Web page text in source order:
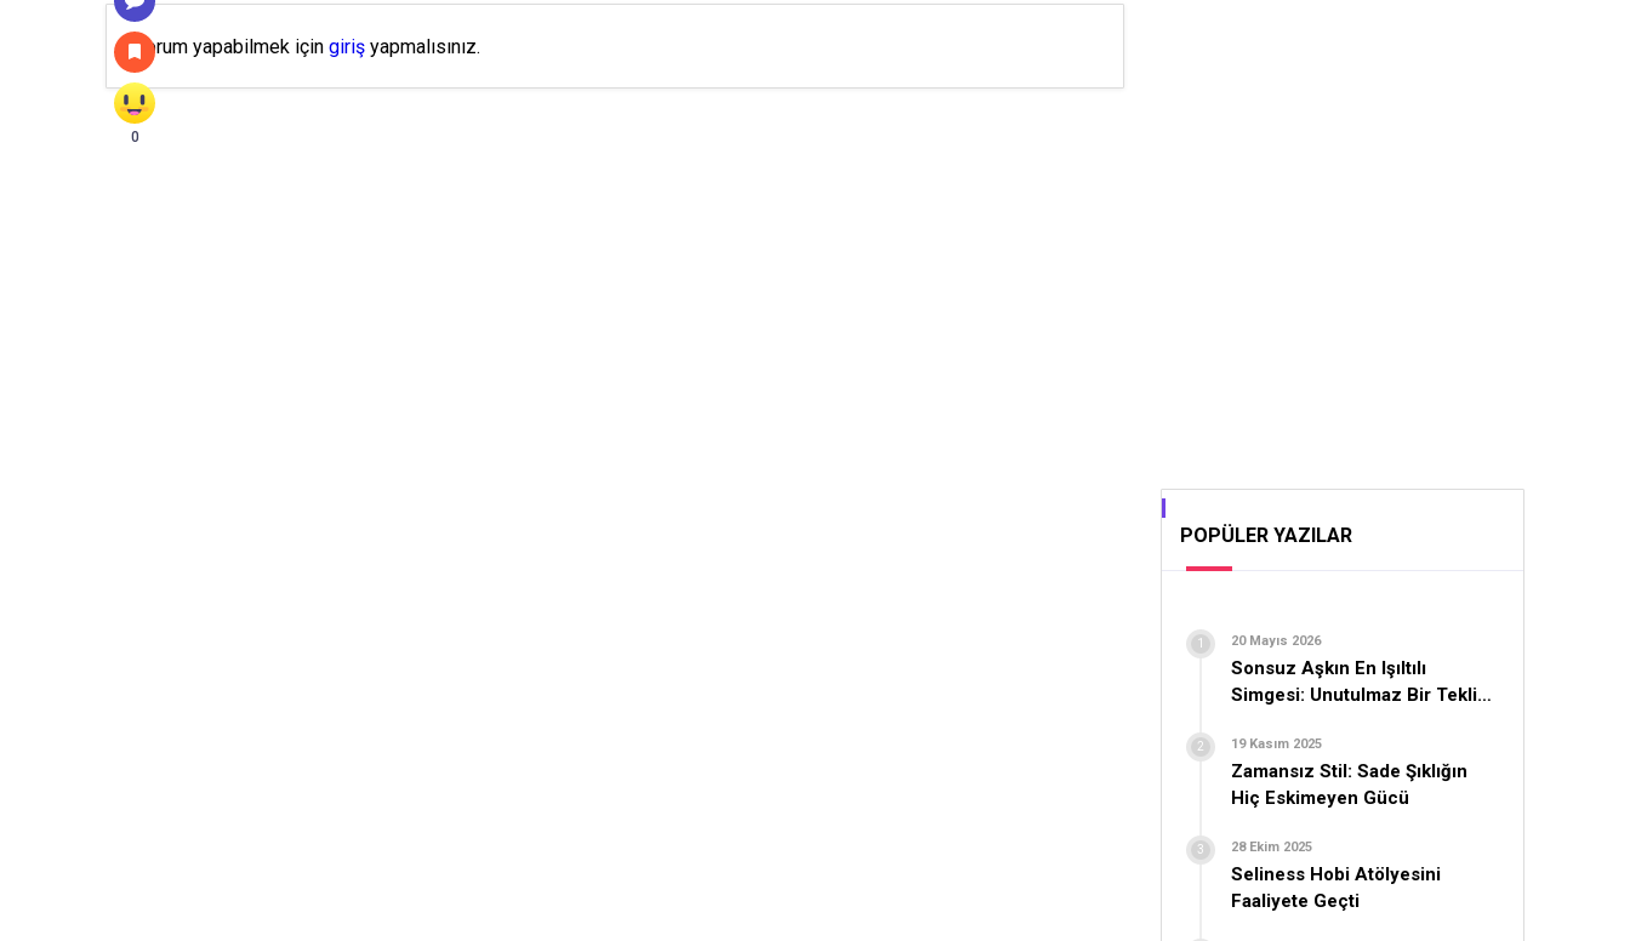
0
Yorum yapabilmek için giriş yapmalısınız.
POPÜLER YAZILAR
20 Mayıs 2026
Sonsuz Aşkın En Işıltılı
Simgesi: Unutulmaz Bir Teklif
19 Kasım 2025
Zamansız Stil: Sade Şıklığın
Hiç Eskimeyen Gücü
28 Ekim 2025
Seliness Hobi Atölyesini
Faaliyete Geçti